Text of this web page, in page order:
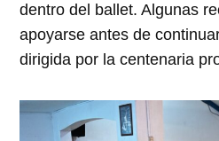
dentro del ballet. Algunas
apoyarse antes de
dirigida por la centenaria